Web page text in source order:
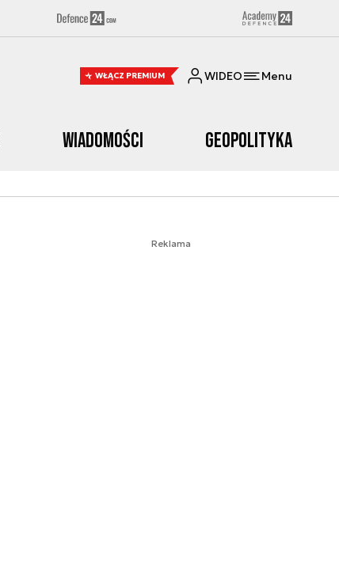
WŁĄCZ PREMIUM WIDEO Menu
Wiadomości Geopolityka
Reklama